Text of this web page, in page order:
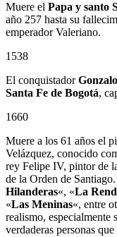
Muere el Papa y santo
año 257 hasta su
emperador Valeriano.
1538
El conquistador
Santa Fe de Bogotá,
1660
Muere a los 61 años el
Velázquez, conocido
rey Felipe IV, pintor de
de la Orden de
Hilanderas«, «La
«Las Meninas«, entre
realismo, especialmente
verdaderas personas